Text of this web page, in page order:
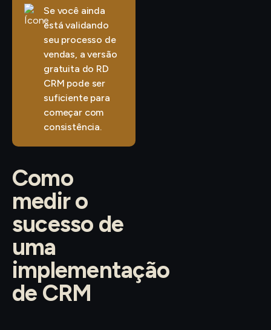
Se você ainda
está validando
seu processo de
vendas, a versão
gratuita do RD
CRM pode ser
suficiente para
começar com
consistência.
Como
medir o
sucesso de
uma
implementação
de CRM